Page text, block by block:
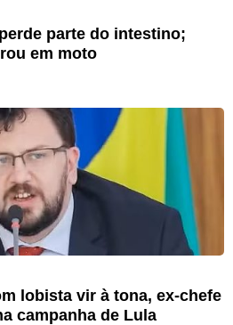
parte do intestino;
em moto
lobista vir à tona, ex-chefe
campanha de Lula